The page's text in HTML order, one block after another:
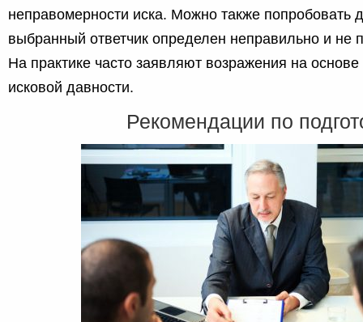
неправомерности иска. Можно также попробовать
выбранный ответчик определен неправильно и не
На практике часто заявляют возражения на основе
исковой давности.
Рекомендации по